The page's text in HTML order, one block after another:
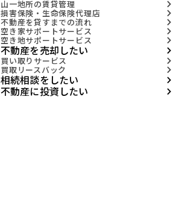
山一地所の賃貸管理 arrow_forward_ios
損害保険・生命保険代理店 arrow_forward_ios
不動産を貸すまでの流れ arrow_forward_ios
空き家サポートサービス arrow_forward_ios
空き地サポートサービス arrow_forward_ios
不動産を売却したい arrow_forward_ios
買い取りサービス arrow_forward_ios
買取リースバック arrow_forward_ios
相続相談をしたい arrow_forward_ios
不動産に投資したい arrow_forward_ios